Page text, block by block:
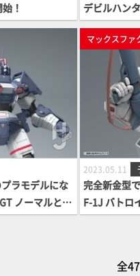
予約開始！
デビルハン
って登場！
ラモデルにな
ノーマルとD
予約開始！
マックスファ
2023.05.11
完全新金型
F-1J バトロ
約受付中！
全